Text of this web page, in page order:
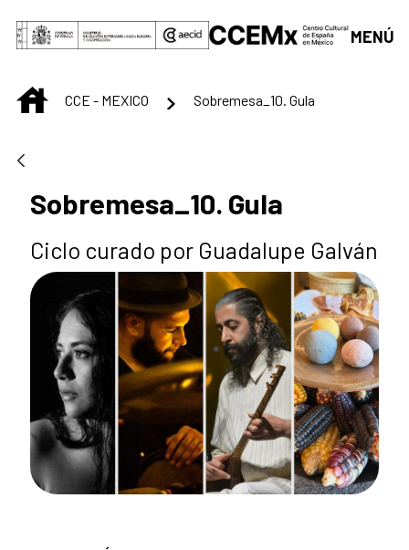
Saltar al contenido principal
MENÚ
INICIOCCE - MEXICO Sobremesa_10. Gula
Sobremesa_10. Gula
Ciclo curado por Guadalupe Galván